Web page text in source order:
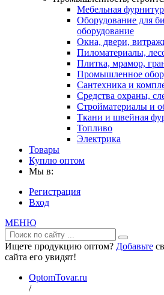
Мебельная
Оборудование для
оборудование
Окна, двери,
Пиломатериалы,
Плитка, мрамор,
Промышленное
Сантехника и
Средства охраны,
Стройматериалы и
Ткани и швейная
Топливо
Электрика
Товары
Куплю оптом
Мы в:
Регистрация
Вход
МЕНЮ
Ищете продукцию оптом? Добавьте
сайта его увидят!
OptomTovar.ru
/